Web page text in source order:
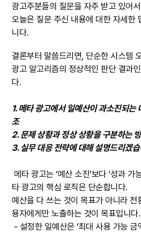
광고주분들의 질문을 자주 받고 있어서
오늘은 질문 주신 내용에 대한 자세한
니다.
결론부터 말씀드리면, 단순한 시스템
광고 알고리즘의 정상적인 판단 결과
다.
1. 메타 광고에서 일예산이 과소진되는
조
2. 문제 상황과 정상 상황을 구분하는
3. 실무 대응 전략에 대해 설명드리겠
메타 광고는 ‘예산 소진’보다 ‘성과 가
타 광고의 핵심 로직은 단순합니다.
예산을 다 쓰는 것이 목표가 아니라 전
용자에게만 노출하는 것이 목표입니다.
- 설정한 일예산은 ‘최대 사용 가능 금